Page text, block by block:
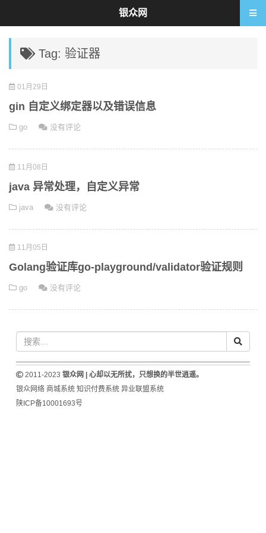
Tag: 验证器
01月29日
gin 自定义绑定器以及错误信息
go 没有评论
11月08日
java 异常处理，自定义异常
java 没有评论
11月05日
Golang验证库go-playground/validator验证规则
go 没有评论
2011-2023 银众网 | 心却以无所扰，只想换的半世逍遥。
银众网络 商城系统 知识付费系统 异业联盟系统
陕ICP备10001693号
银众网